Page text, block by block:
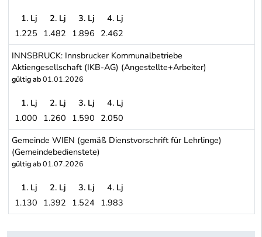
GRAZ - Holding GRAZ - Kommunale Dienstleistungen GmbH -
1. Lj 2. Lj 3. Lj
4. Lj
1.225 1.482 1.896 2.462
INNSBRUCK: Innsbrucker Kommunalbetriebe
Aktiengesellschaft (IKB-AG) (Angestellte+Arbeiter)
gültig ab01.01.2026
INNSBRUCK: Innsbrucker Kommunalbetriebe Aktiengesellschaft
1. Lj 2. Lj 3. Lj
4. Lj
1.000 1.260 1.590 2.050
Gemeinde WIEN (gemäß Dienstvorschrift für Lehrlinge)
(Gemeindebedienstete)
gültig ab01.07.2026
Gemeinde WIEN (gemäß Dienstvorschrift für Lehrlinge)
1. Lj 2. Lj 3. Lj
4. Lj
1.130 1.392 1.524 1.983